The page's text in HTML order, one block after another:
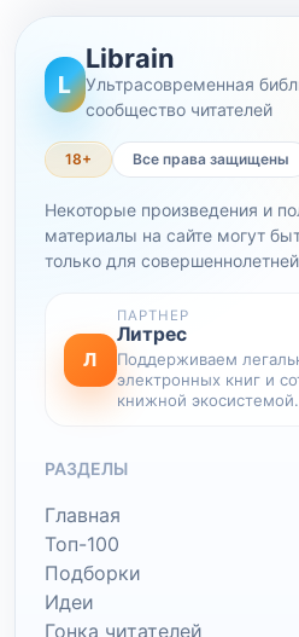
L
Librain
Ультрасовременная
сообщество читателей
18+ Все права защищены
Некоторые произведения и
материалы на сайте могут
только для
Л
ПАРТНЕР
Литрес
Поддерживаем
электронных книг и
книжной экосистемой.
РАЗДЕЛЫ
Главная
Топ-100
Подборки
Идеи
Гонка читателей